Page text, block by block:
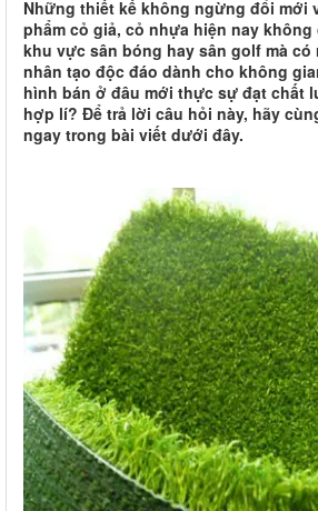
Những thiết kế không ngừng đổi mới
phẩm cỏ giả, cỏ nhựa hiện nay
khu vực sân bóng hay sân golf mà có
nhân tạo độc đáo dành cho không
hình bán ở đâu mới thực sự đạt chất
hợp lí? Để trả lời câu hỏi này, hãy
ngay trong bài viết dưới đây.